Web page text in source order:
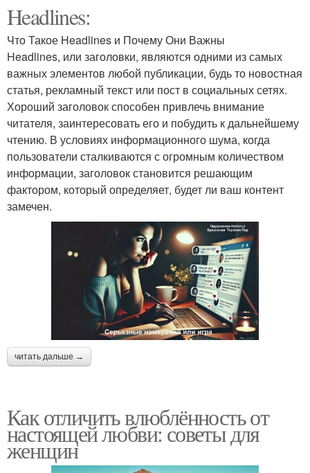
Headlines:
Что Такое Headlines и Почему Они Важны
Headlines, или заголовки, являются одними из самых
важных элементов любой публикации, будь то новостная
статья, рекламный текст или пост в социальных сетях.
Хороший заголовок способен привлечь внимание
читателя, заинтересовать его и побудить к дальнейшему
чтению. В условиях информационного шума, когда
пользователи сталкиваются с огромным количеством
информации, заголовок становится решающим
фактором, который определяет, будет ли ваш контент
замечен.
читать дальше →
Как отличить влюблённость от
настоящей любви: советы для
женщин